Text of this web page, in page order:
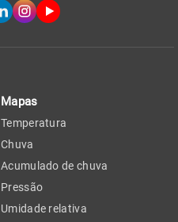
Mapas
Temperatura
Chuva
Acumulado de chuva
Pressão
Umidade relativa